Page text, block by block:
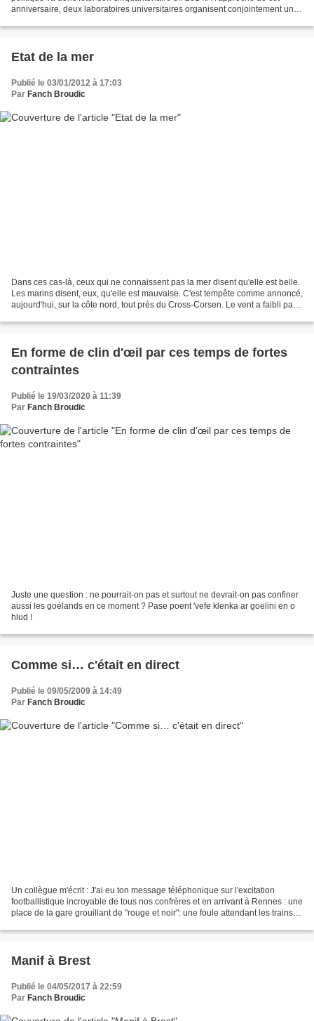
anniversaire, deux laboratoires universitaires organisent conjointement un
Etat de la mer
Publié le 03/01/2012 à 17:03
Par Fanch Broudic
Dans ces cas-là, ceux qui ne connaissent pas la mer disent qu'elle est belle.
Les marins disent, eux, qu'elle est mauvaise. C'est tempête comme annoncé,
aujourd'hui, sur la côte nord, tout près du Cross-Corsen. Le vent a faibli par
En forme de clin d'œil par ces temps de fortes
contraintes
Publié le 19/03/2020 à 11:39
Par Fanch Broudic
Juste une question : ne pourrait-on pas et surtout ne devrait-on pas confiner
aussi les goélands en ce moment ? Pase poent 'vefe klenka ar goelini en o
hlud !
Comme si… c'était en direct
Publié le 09/05/2009 à 14:49
Par Fanch Broudic
Un collègue m'écrit : J'ai eu ton message téléphonique sur l'excitation
footballistique incroyable de tous nos confrères et en arrivant à Rennes : une
place de la gare grouillant de "rouge et noir": une foule attendant les trains
Manif à Brest
Publié le 04/05/2017 à 22:59
Par Fanch Broudic